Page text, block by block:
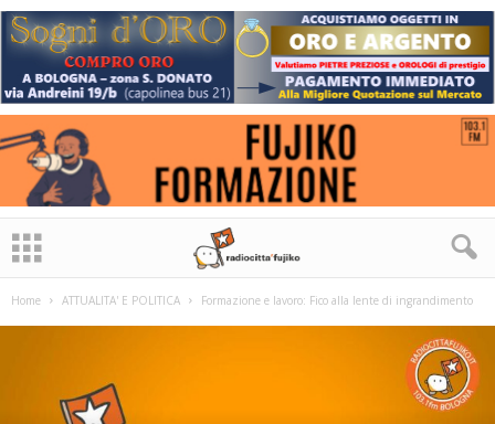
Home ATTUALITA' E POLITICA Formazione e lavoro: Fico alla lente di ingrandimento